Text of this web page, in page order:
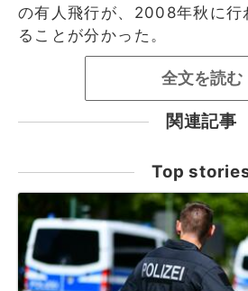
の有人飛行が、2008年秋に行
ることが分かった。
全文を読む
関連記事
Top